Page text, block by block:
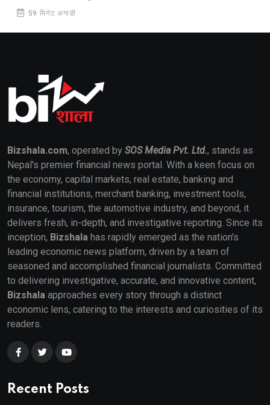
59 मिनेट अगाडी
Bizshala.com, operated by SOS Media Pvt. Ltd., stands as
Nepal's premier financial news portal. With a keen focus on
the economy, capital markets, real estate, banking and
financial institutions, merchant banking, investment tools,
insurance, tourism, the automotive industry, and beyond, it
delivers fresh, in-depth, and investigative reporting. Since its
inception, Bizshala has rapidly emerged as the nation's
leading economic news platform, driven by a team of
seasoned and accomplished financial journalists. Committed
to delivering investigative, accurate, and innovative content,
Bizshala approaches every story through a distinct
economic lens, catering to the interests and curiosities of its
readers.
Recent Posts